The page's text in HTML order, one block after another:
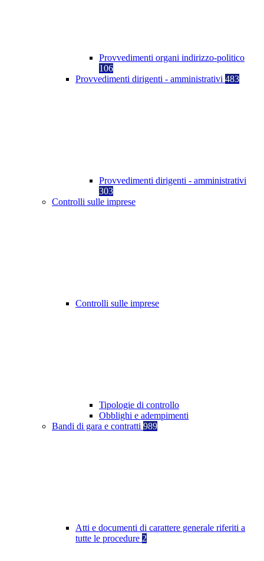
Provvedimenti organi indirizzo-politico
106
Provvedimenti dirigenti - amministrativi 483
Provvedimenti dirigenti - amministrativi
303
Controlli sulle imprese
Controlli sulle imprese
Tipologie di controllo
Obblighi e adempimenti
Bandi di gara e contratti 989
Atti e documenti di carattere generale riferiti a
tutte le procedure 2